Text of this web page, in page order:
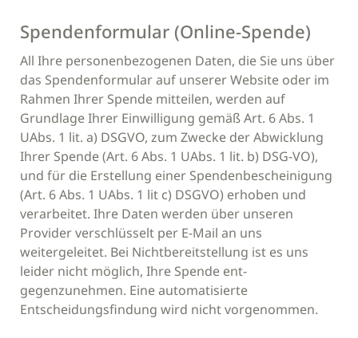
Spendenformular (Online-Spende)
All Ihre personenbezogenen Daten, die Sie uns über
das Spendenformular auf unserer Website oder im
Rahmen Ihrer Spende mitteilen, werden auf
Grundlage Ihrer Einwilligung gemäß Art. 6 Abs. 1
UAbs. 1 lit. a) DSGVO, zum Zwecke der Abwicklung
Ihrer Spende (Art. 6 Abs. 1 UAbs. 1 lit. b) DSG-VO),
und für die Erstellung einer Spendenbescheinigung
(Art. 6 Abs. 1 UAbs. 1 lit c) DSGVO) erhoben und
verarbeitet. Ihre Daten werden über unseren
Provider verschlüsselt per E-Mail an uns
weitergeleitet. Bei Nichtbereitstellung ist es uns
leider nicht möglich, Ihre Spende ent-
gegenzunehmen. Eine automatisierte
Entscheidungsfindung wird nicht vorgenommen.